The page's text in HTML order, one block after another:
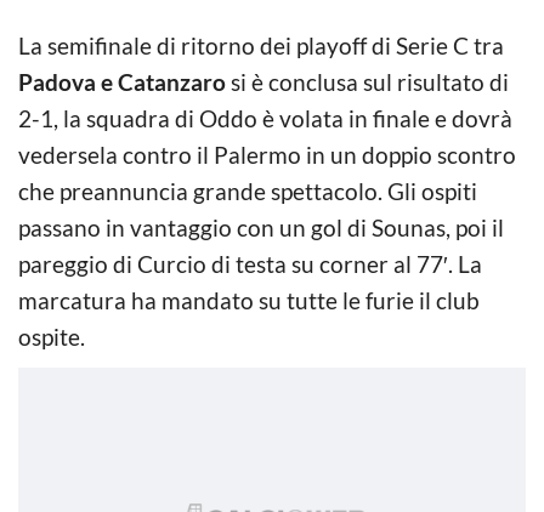
La semifinale di ritorno dei playoff di Serie C tra
Padova e Catanzarosi è conclusa sul risultato di
2-1, la squadra di Oddo è volata in finale e dovrà
vedersela contro il Palermo in un doppio scontro
che preannuncia grande spettacolo. Gli ospiti
passano in vantaggio con un gol di Sounas, poi il
pareggio di Curcio di testa su corner al 77′. La
marcatura ha mandato su tutte le furie il club
ospite.